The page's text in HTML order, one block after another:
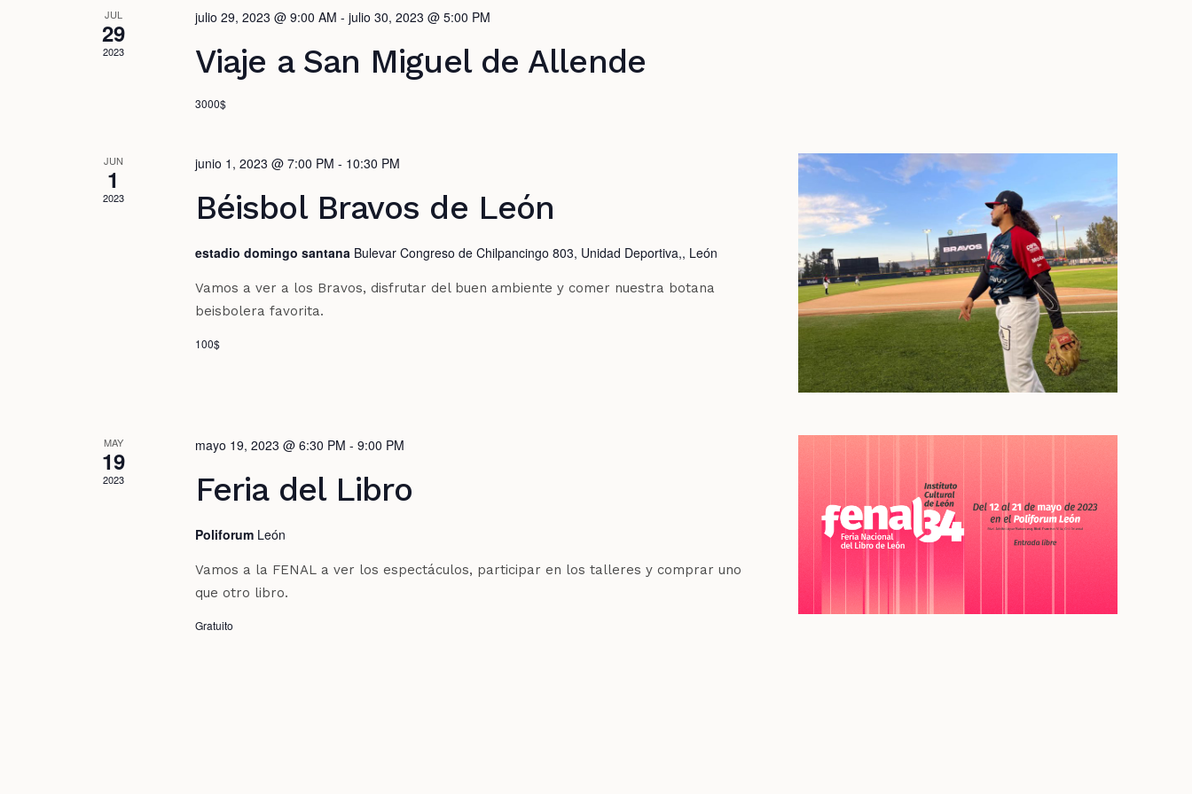
de
Eventos
JUL
29
2023
julio 29, 2023 @ 9:00 AM - julio 30, 2023 @ 5:00 PM
Viaje a San Miguel de Allende
3000$
JUN
1
2023
junio 1, 2023 @ 7:00 PM - 10:30 PM
Béisbol Bravos de León
estadio domingo santana Bulevar Congreso de Chilpancingo 803, Unidad Deportiva,, León
Vamos a ver a los Bravos, disfrutar del buen ambiente y comer nuestra botana
beisbolera favorita.
100$
MAY
19
2023
mayo 19, 2023 @ 6:30 PM - 9:00 PM
Feria del Libro
Poliforum León
Vamos a la FENAL a ver los espectáculos, participar en los talleres y comprar uno
que otro libro.
Gratuito